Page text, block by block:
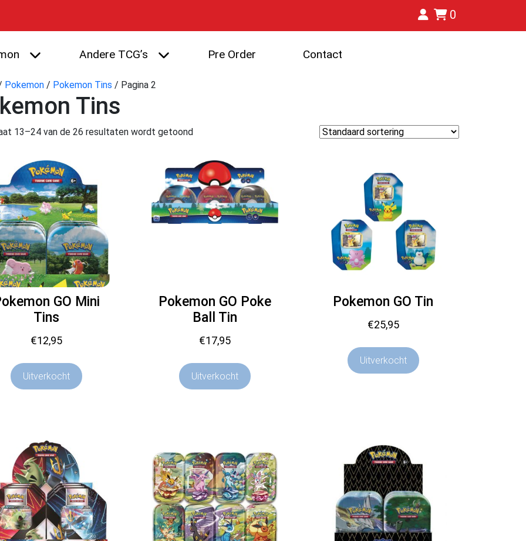
0
Andere TCG’s Pre Order Contact
Pokemon / Pokemon Tins / Pagina 2
Tins
13–24 van de 26 resultaten wordt getoond
GO Mini
Tins
€12,95
Uitverkocht
Pokemon GO Poke
Ball Tin
€17,95
Uitverkocht
Pokemon GO Tin
€25,95
Uitverkocht